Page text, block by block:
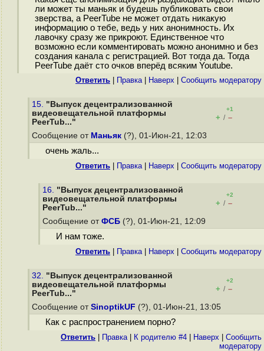
ли может ты маньяк и будешь публиковать свои
зверства, а PeerTube не может отдать никакую
информацию о тебе, ведь у них анонимность. Их
лавочку сразу же прикроют. Единственное что
возможно если комментировать можно анонимно и без
создания канала с регистрацией. Вот тогда да. Тогда
PeerTube даёт сто очков вперёд всяким Youtube.
Ответить Правка| Наверх Cообщить модератору
15. "Выпуск децентрализованной
видеовещательной платформы
PeerTub..."
+1
+ / –
Сообщение от Маньяк (?), 01-Июн-21, 12:03
очень жаль...
Ответить Правка| Наверх Cообщить модератору
16. "Выпуск децентрализованной
видеовещательной платформы
PeerTub..."
+2
+ / –
Сообщение от ФСБ (?), 01-Июн-21, 12:09
И нам тоже.
Ответить Правка| Наверх Cообщить модератору
32. "Выпуск децентрализованной
видеовещательной платформы
PeerTub..."
+2
+ / –
Сообщение от SinoptikUF (?), 01-Июн-21, 13:05
Как с распространением порно?
Ответить Правка| К родителю #4 Наверх
Cообщить
модератору